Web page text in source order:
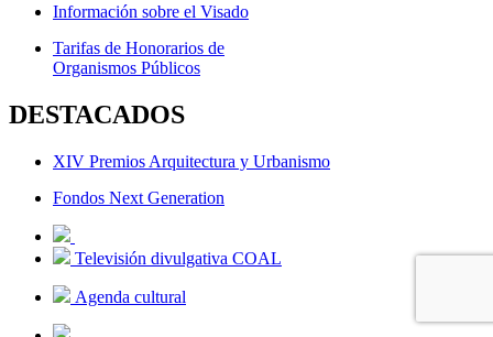
Información sobre el Visado
Tarifas de Honorarios de
Organismos Públicos
DESTACADOS
XIV Premios Arquitectura y Urbanismo
Fondos Next Generation
Televisión divulgativa COAL
Agenda cultural